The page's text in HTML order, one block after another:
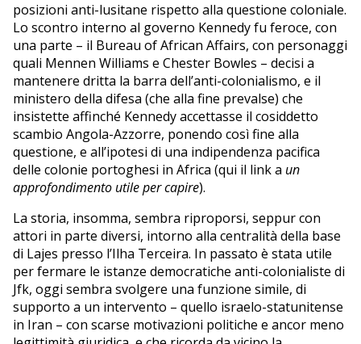
posizioni anti-lusitane rispetto alla questione coloniale.
Lo scontro interno al governo Kennedy fu feroce, con
una parte – il Bureau of African Affairs, con personaggi
quali Mennen Williams e Chester Bowles – decisi a
mantenere dritta la barra dell’anti-colonialismo, e il
ministero della difesa (che alla fine prevalse) che
insistette affinché Kennedy accettasse il cosiddetto
scambio Angola-Azzorre, ponendo così fine alla
questione, e all’ipotesi di una indipendenza pacifica
delle colonie portoghesi in Africa (qui il link a un
approfondimento utile per capire).
La storia, insomma, sembra riproporsi, seppur con
attori in parte diversi, intorno alla centralità della base
di Lajes presso l’Ilha Terceira. In passato è stata utile
per fermare le istanze democratiche anti-colonialiste di
Jfk, oggi sembra svolgere una funzione simile, di
supporto a un intervento – quello israelo-statunitense
in Iran – con scarse motivazioni politiche e ancor meno